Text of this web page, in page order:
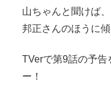
山ちゃんと聞けば
邦正さんのほうに
TVerで第9話の予告
ー！